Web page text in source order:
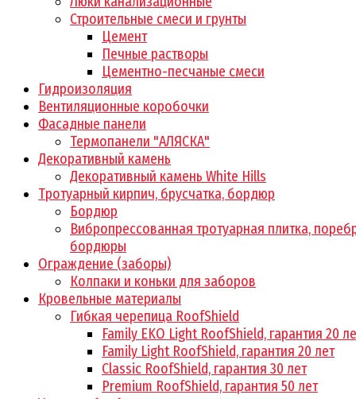
Строительные смеси и грунты
Цемент
Печные растворы
Цементно-песчаные смеси
Гидроизоляция
Вентиляционные коробочки
Фасадные панели
Термопанели "АЛЯСКА"
Декоративный камень
Декоративный камень White Hills
Тротуарный кирпич, брусчатка, бордюр
Бордюр
Вибропрессованная тротуарная плитка,
бордюры
Ограждение (заборы)
Колпаки и коньки для заборов
Кровельные материалы
Гибкая черепица RoofShield
Family EKO Light RoofShield, гарантия 20
Family Light RoofShield, гарантия 20 лет
Classic RoofShield, гарантия 30 лет
Premium RoofShield, гарантия 50 лет